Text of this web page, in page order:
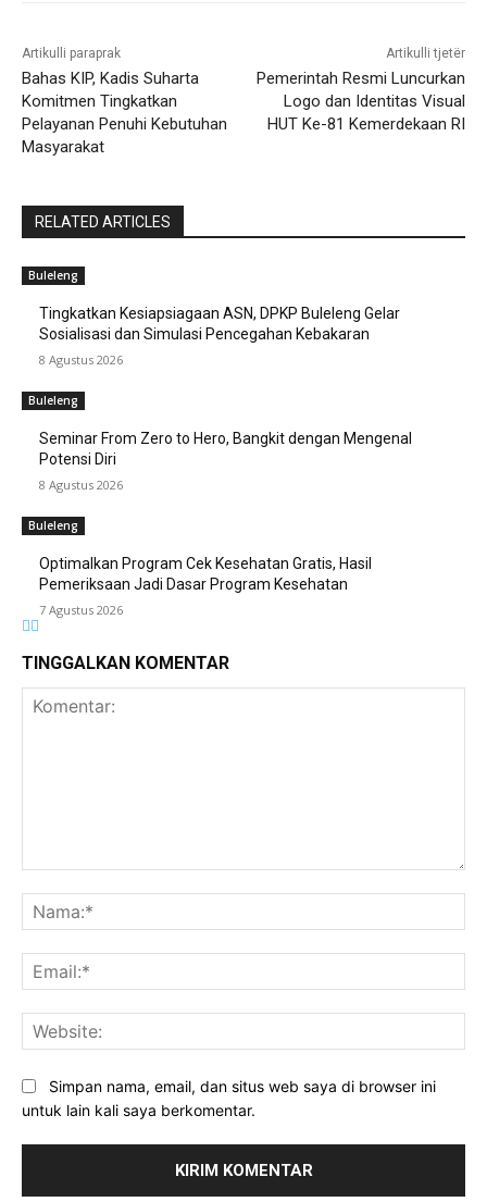
Artikulli paraprak
Bahas KIP, Kadis Suharta
Komitmen Tingkatkan
Pelayanan Penuhi Kebutuhan
Masyarakat
Artikulli tjetër
Pemerintah Resmi Luncurkan
Logo dan Identitas Visual
HUT Ke-81 Kemerdekaan RI
RELATED ARTICLES
Buleleng
Tingkatkan Kesiapsiagaan ASN, DPKP Buleleng Gelar
Sosialisasi dan Simulasi Pencegahan Kebakaran
8 Agustus 2026
Buleleng
Seminar From Zero to Hero, Bangkit dengan Mengenal
Potensi Diri
8 Agustus 2026
Buleleng
Optimalkan Program Cek Kesehatan Gratis, Hasil
Pemeriksaan Jadi Dasar Program Kesehatan
7 Agustus 2026
TINGGALKAN KOMENTAR
Simpan nama, email, dan situs web saya di browser ini
untuk lain kali saya berkomentar.